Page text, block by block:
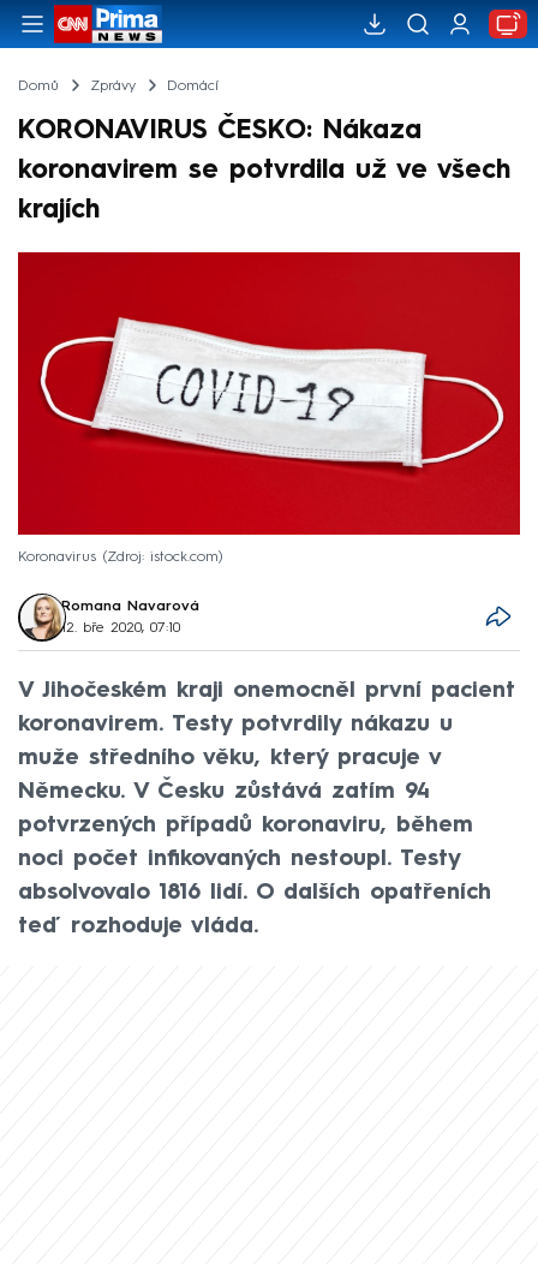
Domů Zprávy Domácí
KORONAVIRUS ČESKO: Nákaza
koronavirem se potvrdila už ve všech
krajích
Koronavirus Zdroj: istock.com
Romana Navarová
12. bře 2020, 07:10
V Jihočeském kraji onemocněl první pacient
koronavirem. Testy potvrdily nákazu u
muže středního věku, který pracuje v
Německu. V Česku zůstává zatím 94
potvrzených případů koronaviru, během
noci počet infikovaných nestoupl. Testy
absolvovalo 1816 lidí. O dalších opatřeních
teď rozhoduje vláda.